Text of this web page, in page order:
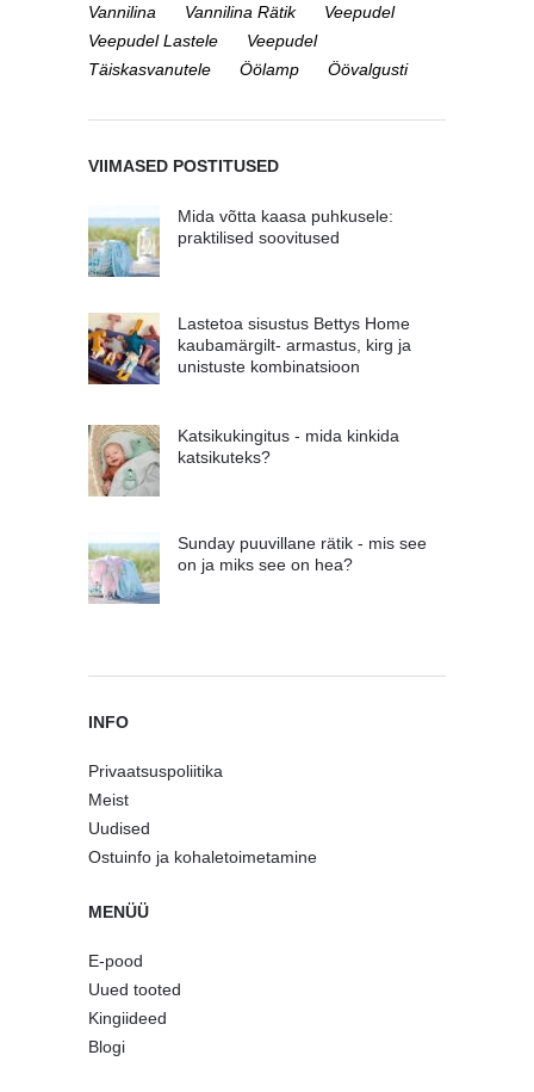
Vannilina
Vannilina Rätik
Veepudel
Veepudel Lastele
Veepudel
Täiskasvanutele
Öölamp Öövalgusti
VIIMASED POSTITUSED
Mida võtta kaasa puhkusele:
praktilised soovitused
Lastetoa sisustus Bettys Home
kaubamärgilt- armastus, kirg ja
unistuste kombinatsioon
Katsikukingitus - mida kinkida
katsikuteks?
Sunday puuvillane rätik - mis see
on ja miks see on hea?
INFO
Privaatsuspoliitika
Meist
Uudised
Ostuinfo ja kohaletoimetamine
MENÜÜ
E-pood
Uued tooted
Kingiideed
Blogi